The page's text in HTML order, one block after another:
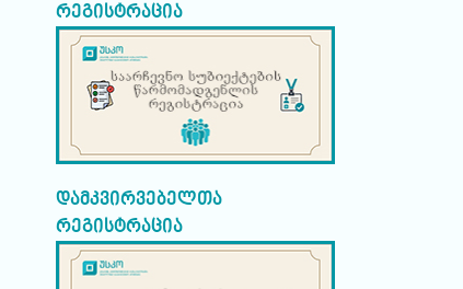
რეგისტრაცია
დამკვირვებელთა
რეგისტრაცია